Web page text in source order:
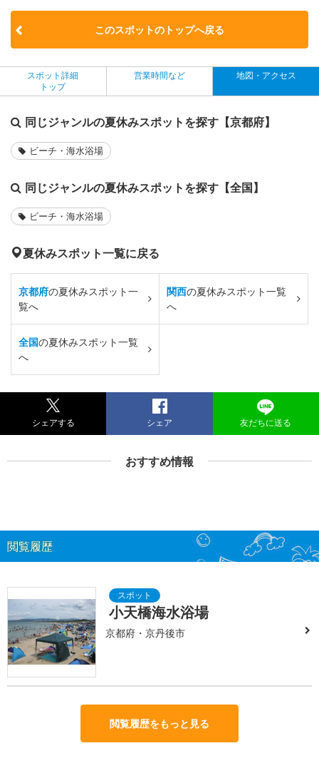
このスポットのトップへ戻る
スポット詳細
トップ
営業時間など 地図・アクセス
同じジャンルの夏休みスポットを探す【京都府】
ビーチ・海水浴場
同じジャンルの夏休みスポットを探す【全国】
ビーチ・海水浴場
夏休みスポット一覧に戻る
京都府の夏休みスポット一
覧へ
関西の夏休みスポット一覧
へ
全国の夏休みスポット一覧
へ
シェアする シェア 友だちに送る
おすすめ情報
閲覧履歴
小天橋海水浴場
京都府・京丹後市
閲覧履歴をもっと見る